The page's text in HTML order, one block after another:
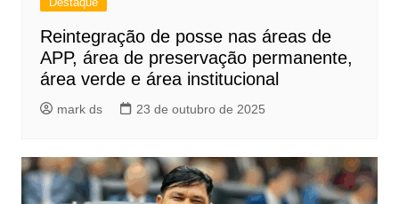
Reintegração de posse nas áreas de
APP, área de preservação permanente,
área verde e área institucional
mark ds 23 de outubro de 2025